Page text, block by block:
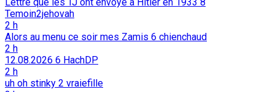
Temoin2jehovah
2 h
Alors au menu ce soir mes Zamis 6 chienchaud
2 h
12.08.2026 6 HachDP
2 h
uh oh stinky 2 vraiefille